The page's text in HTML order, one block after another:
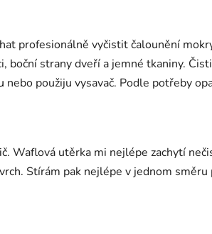
profesionálně vyčistit čalounění
boční strany dveří a jemné tkaniny.
nebo použiju vysavač. Podle potřeby
Waflová utěrka mi nejlépe zachytí
Stírám pak nejlépe v jednom